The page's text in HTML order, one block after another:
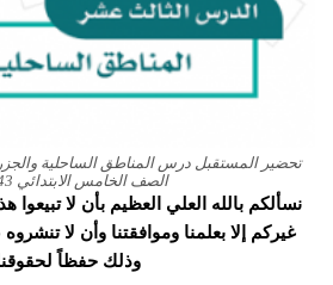
تحضير المستقبل درس المناطق الساحلية
الصف الخامس الابتدائي 1443 هـ
نسألكم بالله العلي العظيم بأن لا تبيعوا
غيركم إلا بعلمنا وموافقتنا وأن لا
وذلك حفظاً